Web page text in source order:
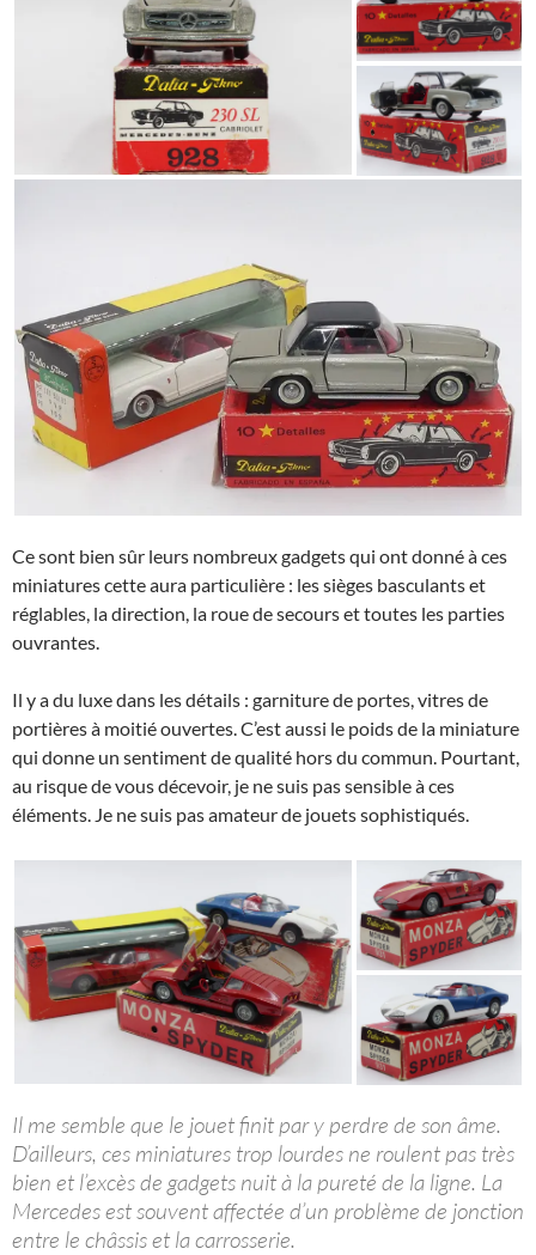
Ce sont bien sûr leurs nombreux gadgets qui ont donné à ces
miniatures cette aura particulière : les sièges basculants et
réglables, la direction, la roue de secours et toutes les parties
ouvrantes.
Il y a du luxe dans les détails : garniture de portes, vitres de
portières à moitié ouvertes. C’est aussi le poids de la miniature
qui donne un sentiment de qualité hors du commun. Pourtant,
au risque de vous décevoir, je ne suis pas sensible à ces
éléments. Je ne suis pas amateur de jouets sophistiqués.
Il me semble que le jouet finit par y perdre de son âme.
D’ailleurs, ces miniatures trop lourdes ne roulent pas très
bien et l’excès de gadgets nuit à la pureté de la ligne. La
Mercedes est souvent affectée d’un problème de jonction
entre le châssis et la carrosserie.